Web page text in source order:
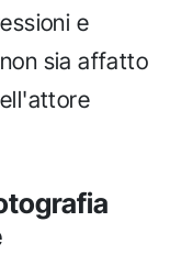
e
sia affatto